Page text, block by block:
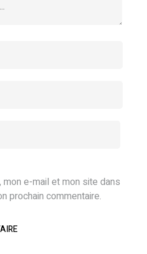
mon e-mail et mon site dans
prochain commentaire.